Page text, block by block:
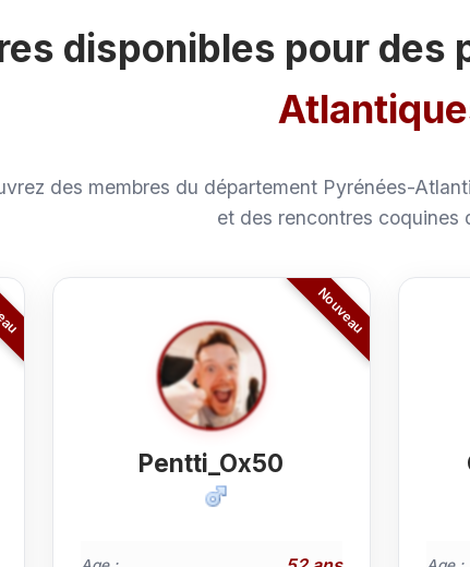
disponibles pour des
des membres du département Pyrénées-
et des rencontres coquines
Pentti_Ox50